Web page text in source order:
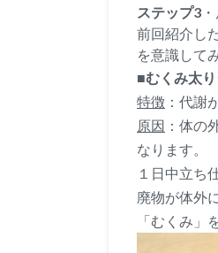
ステップ3
前回紹介し
を意識して
■むくみ太
特徴 ：代謝
原因 ：体の
なります。
１日中立ち
廃物が体外
「むくみ